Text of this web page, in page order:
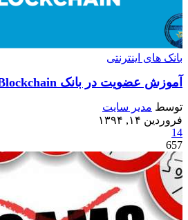
بانک های اینترنتی
آموزش عضویت در بانک Blockchain
توسط مدیر سایت
فروردین ۱۴, ۱۳۹۴
14
657